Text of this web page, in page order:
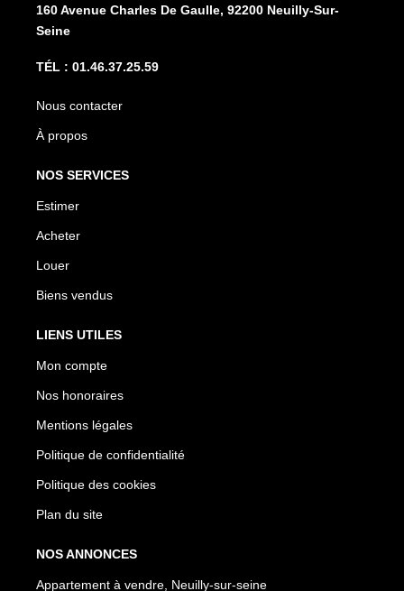
160 Avenue Charles De Gaulle, 92200 Neuilly-Sur-
Seine
Nous contacter
À propos
NOS SERVICES
Estimer
Acheter
Louer
Biens vendus
LIENS UTILES
Mon compte
Nos honoraires
Mentions légales
Politique de confidentialité
Politique des cookies
Plan du site
NOS ANNONCES
Appartement à vendre, Neuilly-sur-seine